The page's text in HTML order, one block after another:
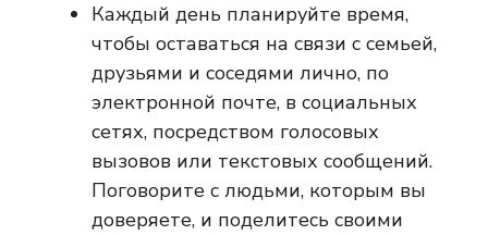
Каждый день планируйте время,
чтобы оставаться на связи с семьей,
друзьями и соседями лично, по
электронной почте, в социальных
сетях, посредством голосовых
вызовов или текстовых сообщений.
Поговорите с людьми, которым вы
доверяете, и поделитесь своими